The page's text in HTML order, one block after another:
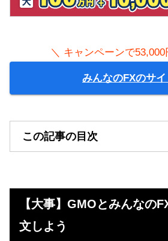
＼ キャンペーンで
みんなのFXのサ
この記事の目次
で注文しよう
みんなのFXでは通常有料の
料でチェックできる
【大事】GMOとみんなの
文しよう